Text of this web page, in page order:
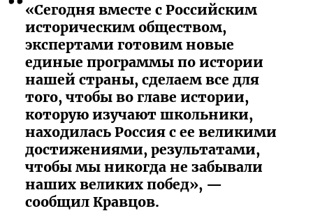
«Сегодня вместе с Российским
историческим обществом,
экспертами готовим новые
единые программы по истории
нашей страны, сделаем все для
того, чтобы во главе истории,
которую изучают школьники,
находилась Россия с ее великими
достижениями, результатами,
чтобы мы никогда не забывали
наших великих побед», —
сообщил Кравцов.